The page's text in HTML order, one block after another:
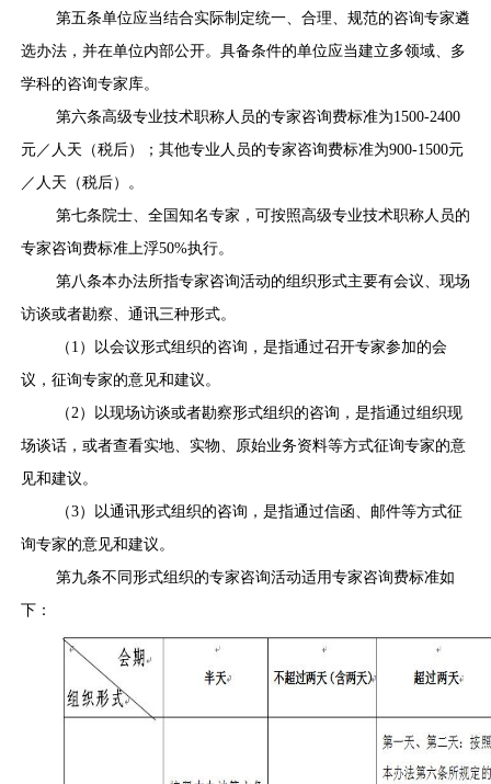
第五条单位应当结合实际制定统一、合理、规范的咨询专家遴
选办法，并在单位内部公开。具备条件的单位应当建立多领域、多
学科的咨询专家库。
第六条高级专业技术职称人员的专家咨询费标准为1500-2400
元／人天（税后）；其他专业人员的专家咨询费标准为900-1500元
／人天（税后）。
第七条院士、全国知名专家，可按照高级专业技术职称人员的
专家咨询费标准上浮50%执行。
第八条本办法所指专家咨询活动的组织形式主要有会议、现场
访谈或者勘察、通讯三种形式。
（1）以会议形式组织的咨询，是指通过召开专家参加的会
议，征询专家的意见和建议。
（2）以现场访谈或者勘察形式组织的咨询，是指通过组织现
场谈话，或者查看实地、实物、原始业务资料等方式征询专家的意
见和建议。
（3）以通讯形式组织的咨询，是指通过信函、邮件等方式征
询专家的意见和建议。
第九条不同形式组织的专家咨询活动适用专家咨询费标准如
下：